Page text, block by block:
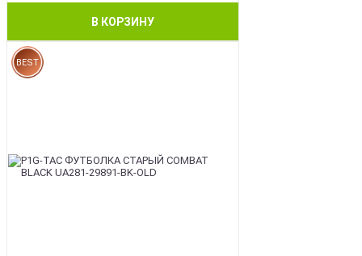
В КОРЗИНУ
BEST